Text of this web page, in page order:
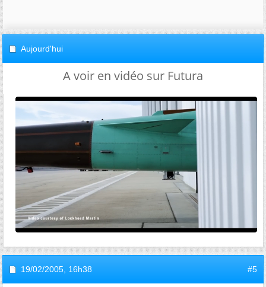
Aujourd'hui
A voir en vidéo sur Futura
19/02/2005, 16h38 #5